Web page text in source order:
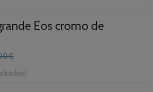
Eos cromo de
€